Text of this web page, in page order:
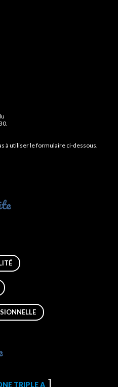
à utiliser le formulaire ci-dessous.
TRIPLE A